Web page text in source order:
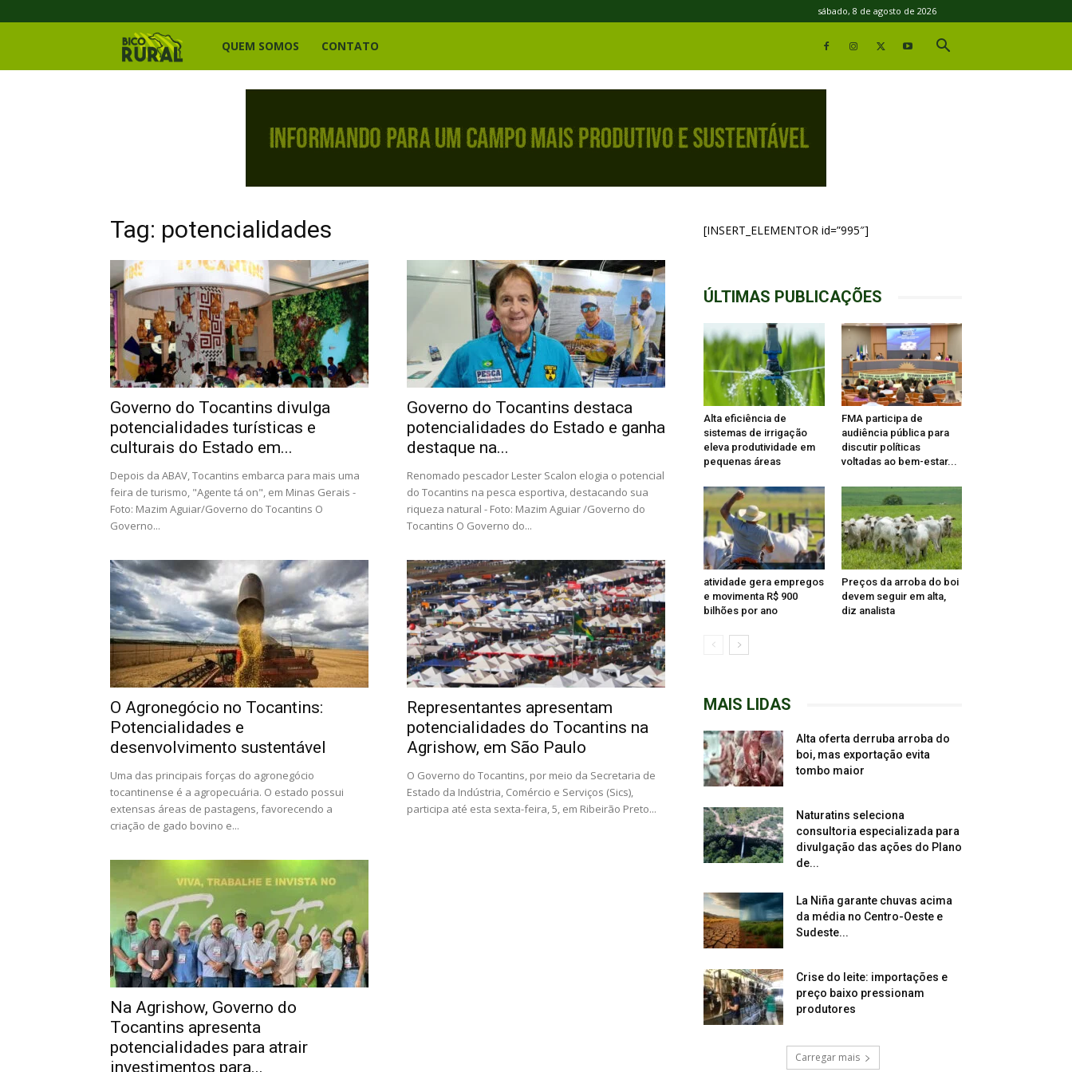
sábado, 8 de agosto de 2026
Bico
QUEM SOMOS CONTATO
Tag: potencialidades
Governo do Tocantins divulga
potencialidades turísticas e
culturais do Estado em...
Depois da ABAV, Tocantins embarca para mais uma
feira de turismo, "Agente tá on", em Minas Gerais -
Foto: Mazim Aguiar/Governo do Tocantins O
Governo...
Governo do Tocantins destaca
potencialidades do Estado e ganha
destaque na...
Renomado pescador Lester Scalon elogia o potencial
do Tocantins na pesca esportiva, destacando sua
riqueza natural - Foto: Mazim Aguiar /Governo do
Tocantins O Governo do...
O Agronegócio no Tocantins:
Potencialidades e
desenvolvimento sustentável
Uma das principais forças do agronegócio
tocantinense é a agropecuária. O estado possui
extensas áreas de pastagens, favorecendo a
criação de gado bovino e...
Representantes apresentam
potencialidades do Tocantins na
Agrishow, em São Paulo
O Governo do Tocantins, por meio da Secretaria de
Estado da Indústria, Comércio e Serviços (Sics),
participa até esta sexta-feira, 5, em Ribeirão Preto...
Na Agrishow, Governo do
Tocantins apresenta
potencialidades para atrair
investimentos para...
[INSERT_ELEMENTOR id=”995″]
ÚLTIMAS PUBLICAÇÕES
Alta eficiência de
sistemas de irrigação
eleva produtividade em
pequenas áreas
FMA participa de
audiência pública para
discutir políticas
voltadas ao bem-estar...
atividade gera empregos
e movimenta R$ 900
bilhões por ano
Preços da arroba do boi
devem seguir em alta,
diz analista
MAIS LIDAS
Alta oferta derruba arroba do
boi, mas exportação evita
tombo maior
Naturatins seleciona
consultoria especializada para
divulgação das ações do Plano
de...
La Niña garante chuvas acima
da média no Centro-Oeste e
Sudeste...
Crise do leite: importações e
preço baixo pressionam
produtores
Carregar mais